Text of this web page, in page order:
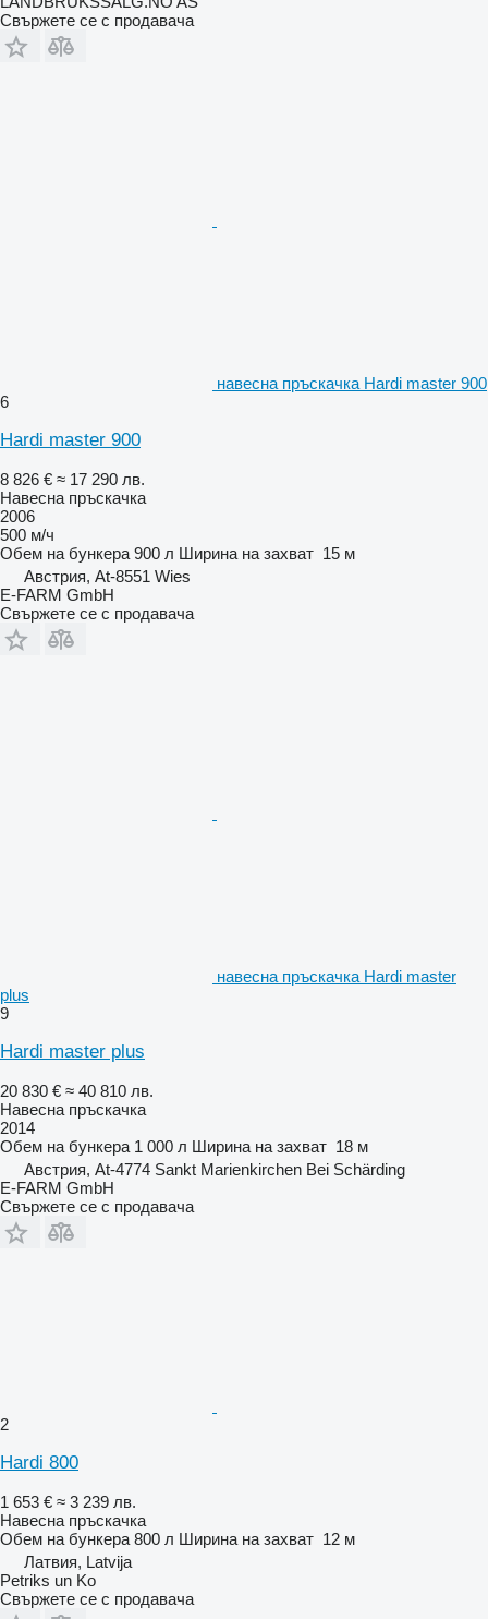
Свържете се с продавача
навесна пръскачка Hardi master 900
6
Hardi master 900
8 826 € ≈ 17 290 лв.
Навесна пръскачка
2006
500 м/ч
Обем на бункера 900 л Ширина на захват 15 м
Австрия, At-8551 Wies
E-FARM GmbH
Свържете се с продавача
навесна пръскачка Hardi master
plus
9
Hardi master plus
20 830 € ≈ 40 810 лв.
Навесна пръскачка
2014
Обем на бункера 1 000 л Ширина на захват 18 м
Австрия, At-4774 Sankt Marienkirchen Bei Schärding
E-FARM GmbH
Свържете се с продавача
2
Hardi 800
1 653 € ≈ 3 239 лв.
Навесна пръскачка
Обем на бункера 800 л Ширина на захват 12 м
Латвия, Latvija
Petriks un Ko
Свържете се с продавача